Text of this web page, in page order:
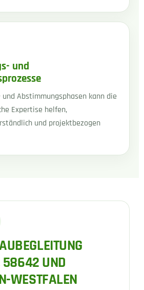
und
und Abstimmungsphasen kann die
Expertise helfen,
und projektbezogen
58642 UND
WESTFALEN